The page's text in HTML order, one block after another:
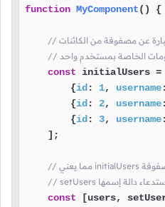
function MyComponent( ) {
الخاصة بمستخدم واحد
const initialUsers
        {
id : 1, username
        {
id : 2, username
        {
id : 3, username
    ];
const [users,